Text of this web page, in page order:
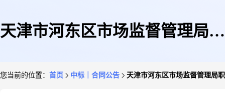
天津市河东区市场监督管理局职
您当前的位置： 首页 中标｜合同公告 天津市河东区市场监督管理局